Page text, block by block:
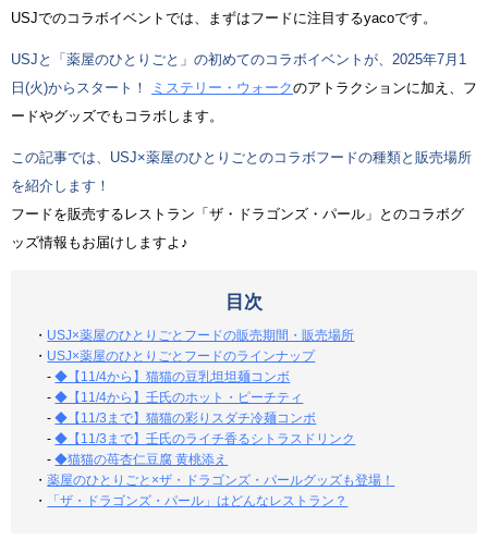
USJでのコラボイベントでは、まずはフードに注目するyacoです。
USJと「薬屋のひとりごと」の初めてのコラボイベントが、2025年7月1
日(火)からスタート！
ミステリー・ウォークのアトラクションに加え、フ
ードやグッズでもコラボします。
この記事では、USJ×薬屋のひとりごとのコラボフードの種類と販売場所
を紹介します！
フードを販売するレストラン「ザ・ドラゴンズ・パール」とのコラボグ
ッズ情報もお届けしますよ♪
目次
・ USJ×薬屋のひとりごとフードの販売期間・販売場所
・ USJ×薬屋のひとりごとフードのラインナップ
-◆【11/4から】猫猫の豆乳坦坦麺コンボ
-◆【11/4から】壬氏のホット・ピーチティ
-◆【11/3まで】猫猫の彩りスダチ冷麺コンボ
-◆【11/3まで】壬氏のライチ香るシトラスドリンク
-◆猫猫の苺杏仁豆腐 黄桃添え
・薬屋のひとりごと×ザ・ドラゴンズ・パールグッズも登場！
・
「ザ・ドラゴンズ・パール」はどんなレストラン？